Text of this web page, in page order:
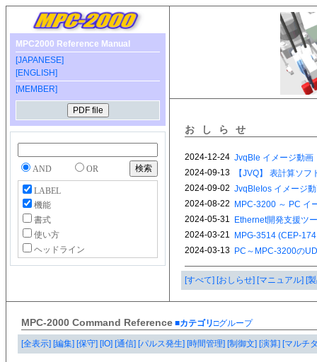
MPC2000 Reference Manual
[JAPANESE]
[ENGLISH]
[MEMBER]
AND OR
LABEL
機能
書式
使い方
ヘッドライン
おしらせ
[すべて] [おしらせ] [マニュアル] [
MPC-2000 Command Reference ■カテゴリ□グループ
[全表示] [編集] [保守] [IO] [通信] [パルス発生] [時間管理] [制御文] [演算] [マルチ